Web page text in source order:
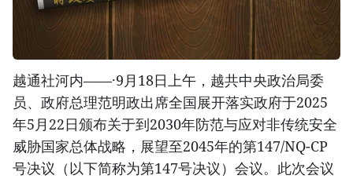
越通社河内——·9月18日上午，越共中央政治局委
员、政府总理范明政出席全国展开落实政府于2025
年5月22日颁布关于到2030年防范与应对非传统安全
威胁国家总体战略，展望至2045年的第147/NQ-CP
号决议（以下简称为第147号决议）会议。此次会议